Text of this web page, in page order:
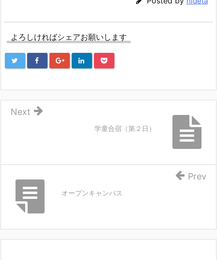
よろしければシェアお願いします
学童合宿（第２日）
Next
オープンキャンパス
Prev